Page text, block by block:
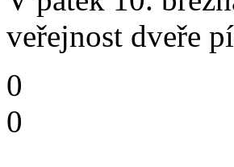
veřejnost dveře
0
0